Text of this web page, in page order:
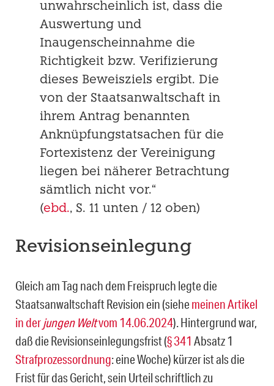
unwahrscheinlich ist, dass die
Auswertung und
Inaugenscheinnahme die
Richtigkeit bzw. Verifizierung
dieses Beweisziels ergibt. Die
von der Staatsanwaltschaft in
ihrem Antrag benannten
Anknüpfungstatsachen für die
Fortexistenz der Vereinigung
liegen bei näherer Betrachtung
sämtlich nicht vor.“
(ebd., S. 11 unten / 12 oben)
Revisionseinlegung
Gleich am Tag nach dem Freispruch legte die
Staatsanwaltschaft Revision ein (siehemeinen Artikel
in derjungen Weltvom 14.06.2024). Hintergrund war,
daß die Revisionseinlegungsfrist (§ 341 Absatz 1
Strafprozessordnung: eine Woche) kürzer ist als die
Frist für das Gericht, sein Urteil schriftlich zu